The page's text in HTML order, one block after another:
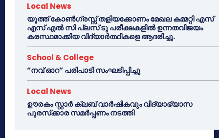
Local News
യൂത്ത് കോൺഗ്രസ്സ് തളിയക്കോണം മേഖല കമ്മറ്റി എസ്
എസ് എൽ സി പ്ലസ് ടു പരീക്ഷകളിൽ ഉന്നതവിജയം
കരസ്ഥമാക്കിയ വിദ്യാർത്ഥികളെ ആദരിച്ചു.
School & College
“നവ് ഓറ” പരിപാടി സംഘടിപ്പിച്ചു
Local News
ഊരകം സ്റ്റാർ ക്ലബ് വാർഷികവും വിദ്യാഭ്യാസ
പുരസ്‌ക്കാര സമർപ്പണം നടത്തി